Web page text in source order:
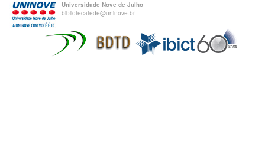
Universidade Nove de Julho
bibliotecatede@uninove.br